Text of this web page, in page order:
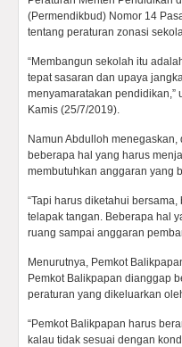
(Permendikbud) Nomor 14
tentang peraturan zonasi
“Membangun sekolah itu
tepat sasaran dan upaya
menyamaratakan pendidikan,”
Kamis (25/7/2019).
Namun Abdulloh
beberapa hal yang harus
membutuhkan anggaran yang
“Tapi harus diketahui
telapak tangan. Beberapa hal
ruang sampai anggaran
Menurutnya, Pemkot
Pemkot Balikpapan dianggap
peraturan yang dikeluarkan
“Pemkot Balikpapan harus
kalau tidak sesuai dengan